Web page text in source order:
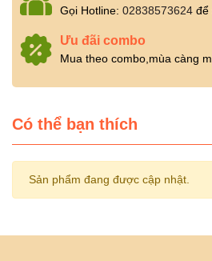
Gọi Hotline: 02838573624 để
Ưu đãi combo
Mua theo combo,mùa càng
Có thể bạn thích
Sản phẩm đang được cập nhật.